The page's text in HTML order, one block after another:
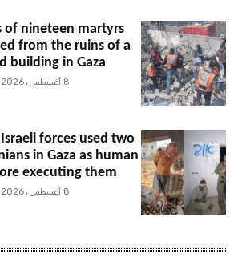
of nineteen martyrs
from the ruins of a
building in Gaza
8 أغسطس، 2026
forces used two
in Gaza as human
executing them
8 أغسطس، 2026